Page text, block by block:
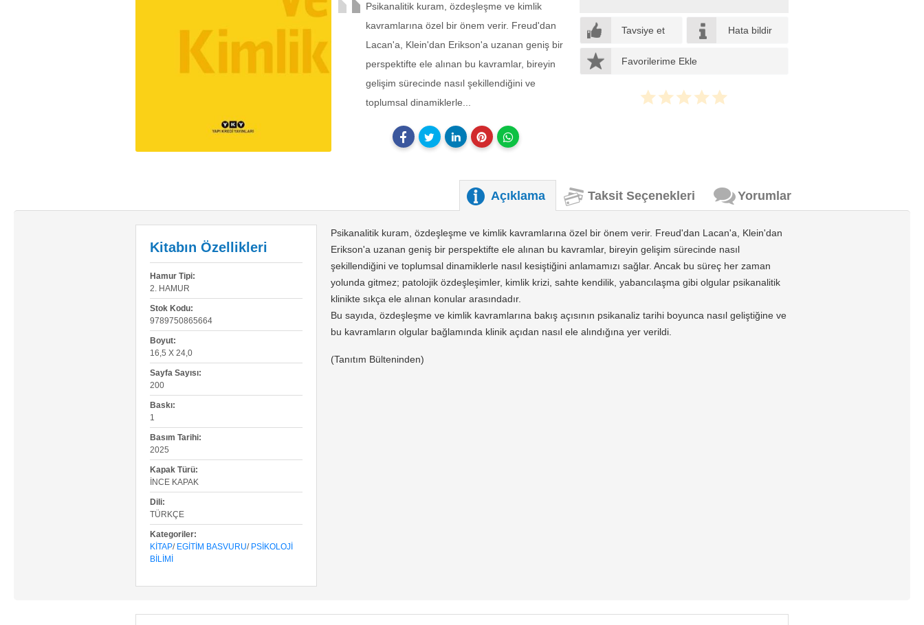
Psikanalitik kuram, özdeşleşme ve kimlik
kavramlarına özel bir önem verir. Freud'dan
Lacan'a, Klein'dan Erikson'a uzanan geniş bir
perspektifte ele alınan bu kavramlar, bireyin
gelişim sürecinde nasıl şekillendiğini ve
toplumsal dinamiklerle...
Tavsiye et Hata bildir
Favorilerime Ekle
Açıklama Taksit Seçenekleri Yorumlar
Kitabın Özellikleri
Hamur Tipi:
2. HAMUR
Stok Kodu:
9789750865664
Boyut:
16,5 X 24,0
Sayfa Sayısı:
200
Baskı:
1
Basım Tarihi:
2025
Kapak Türü:
İNCE KAPAK
Dili:
TÜRKÇE
Kategoriler:
KITAP/ EGITIM BASVURU/ PSIKOLOJI
BILIMI
Psikanalitik kuram, özdeşleşme ve kimlik kavramlarına özel bir önem verir. Freud'dan Lacan'a, Klein'dan
Erikson'a uzanan geniş bir perspektifte ele alınan bu kavramlar, bireyin gelişim sürecinde nasıl
şekillendiğini ve toplumsal dinamiklerle nasıl kesiştiğini anlamamızı sağlar. Ancak bu süreç her zaman
yolunda gitmez; patolojik özdeşleşimler, kimlik krizi, sahte kendilik, yabancılaşma gibi olgular psikanalitik
klinikte sıkça ele alınan konular arasındadır.
Bu sayıda, özdeşleşme ve kimlik kavramlarına bakış açısının psikanaliz tarihi boyunca nasıl geliştiğine ve
bu kavramların olgular bağlamında klinik açıdan nasıl ele alındığına yer verildi.
(Tanıtım Bülteninden)